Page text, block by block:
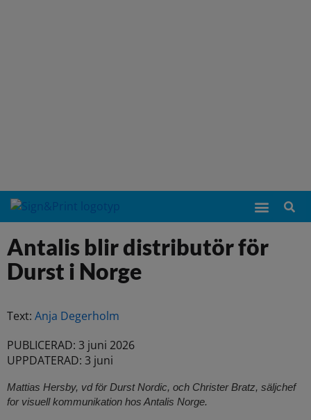
Antalis blir distributör för
Durst i Norge
Text: Anja Degerholm
PUBLICERAD: 3 juni 2026
UPPDATERAD: 3 juni
Mattias Hersby, vd för Durst Nordic, och Christer Bratz, säljchef
for visuell kommunikation hos Antalis Norge.